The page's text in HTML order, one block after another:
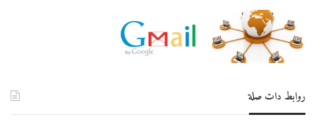
روابط دات صلة